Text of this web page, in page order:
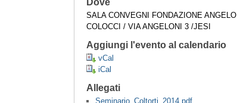
Dove
SALA CONVEGNI FONDAZIONE ANGELO
COLOCCI / VIA ANGELONI 3 /JESI
Aggiungi l'evento al calendario
vCal
iCal
Allegati
Seminario_Coltorti_2014.pdf